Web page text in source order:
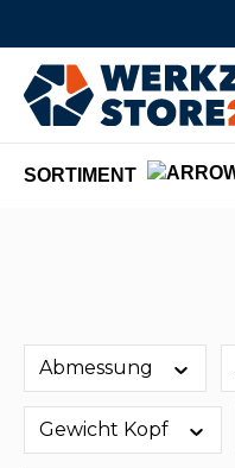
SORTIMENT
Abmessung
Gewicht Kopf